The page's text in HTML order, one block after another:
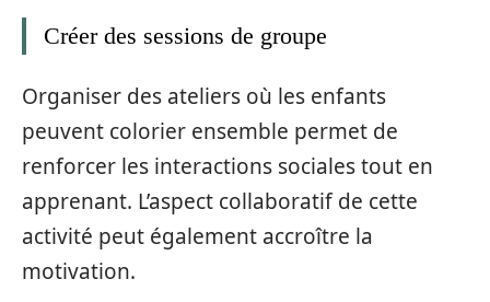
Créer des sessions de groupe
Organiser des ateliers où les enfants
peuvent colorier ensemble permet de
renforcer les interactions sociales tout en
apprenant. L’aspect collaboratif de cette
activité peut également accroître la
motivation.